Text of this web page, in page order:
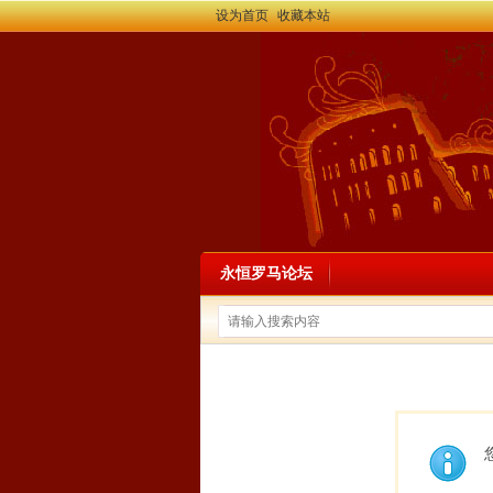
设为首页 收藏本站
永恒罗马论坛